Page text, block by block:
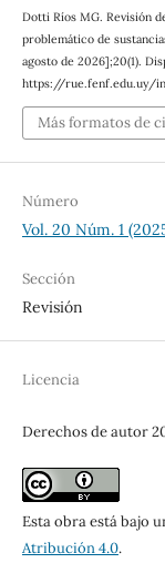
Dotti Ríos MG. Revisión
problemático de
agosto de 2026];20(1).
https://rue.fenf.edu.uy/
Más formatos de
Número
Vol. 20 Núm. 1
Sección
Revisión
Licencia
Derechos de autor
Esta obra está bajo
Atribución 4.0.